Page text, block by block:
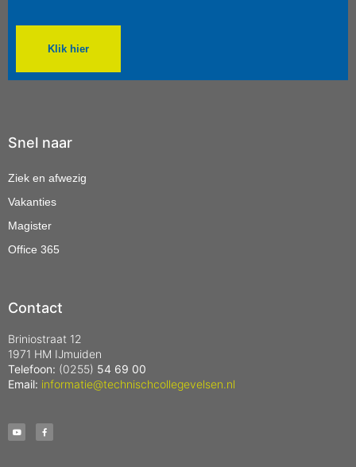
Klik hier
Snel naar
Ziek en afwezig
Vakanties
Magister
Office 365
Contact
Briniostraat 12
1971 HM IJmuiden
Telefoon: (0255) 54 69 00
Email: informatie@technischcollegevelsen.nl